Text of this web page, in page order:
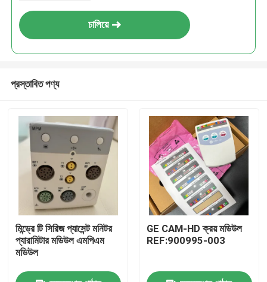
চালিয়ে
প্রস্তাবিত পণ্য
মিন্ড্রে টি সিরিজ প্যাসেন্ট মনিটর
প্যারামিটার মডিউল এমপিএম
মডিউল
GE CAM-HD ক্রয় মডিউল
REF:900995-003